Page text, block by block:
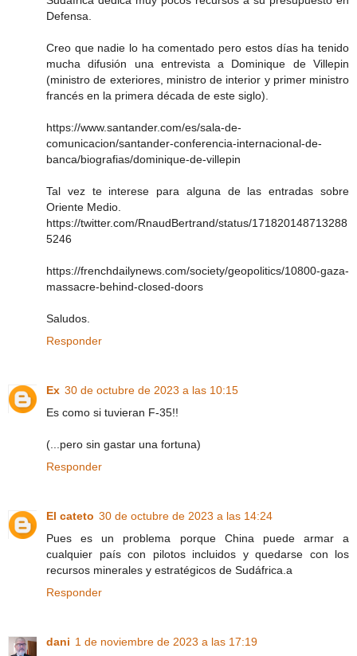
Defensa.
Creo que nadie lo ha comentado pero estos días ha tenido
mucha difusión una entrevista a Dominique de Villepin
(ministro de exteriores, ministro de interior y primer ministro
francés en la primera década de este siglo).
https://www.santander.com/es/sala-de-
comunicacion/santander-conferencia-internacional-de-
banca/biografias/dominique-de-villepin
Tal vez te interese para alguna de las entradas sobre
Oriente Medio.
https://twitter.com/RnaudBertrand/status/171820148713288
5246
https://frenchdailynews.com/society/geopolitics/10800-gaza-
massacre-behind-closed-doors
Saludos.
Responder
Ex 30 de octubre de 2023 a las 10:15
Es como si tuvieran F-35!!
(...pero sin gastar una fortuna)
Responder
El cateto 30 de octubre de 2023 a las 14:24
Pues es un problema porque China puede armar a
cualquier país con pilotos incluidos y quedarse con los
recursos minerales y estratégicos de Sudáfrica.a
Responder
dani 1 de noviembre de 2023 a las 17:19